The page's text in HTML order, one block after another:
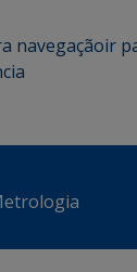
navegaçãoir